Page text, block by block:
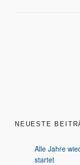
NEUESTE
Alle Jahre
startet